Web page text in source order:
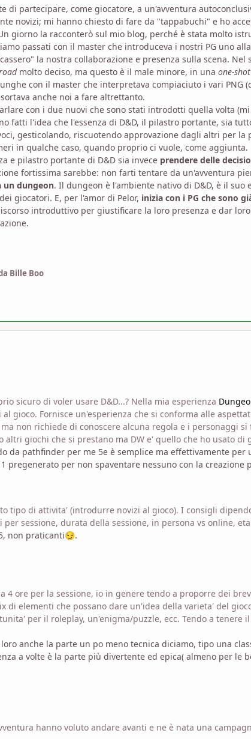
di partecipare, come giocatore, a un'avventura
novizi; mi hanno chiesto di fare da "tappabuchi" e ho
giorno la racconterò sul mio blog, perché è stata molto
passati con il master che introduceva i nostri PG uno
la nostra collaborazione e presenza sulla scena. Nel
molto deciso, ma questo è il male minore, in una one-shot
con il master che interpretava compiaciuto i vari PNG
anche noi a fare altrettanto.
con i due nuovi che sono stati introdotti quella volta
fatti l'idea che l'essenza di D&D, il pilastro portante, sia
gesticolando, riscuotendo approvazione dagli altri per la
in qualche caso, quando proprio ci vuole, come aggiunta.
e pilastro portante di D&D sia invece prendere delle
fortissima sarebbe: non farti tentare da un'avventura
un dungeon. Il dungeon è l'ambiente nativo di D&D, è il suo
giocatori. E, per l'amor di Pelor, inizia con i PG che sono
introduttivo per giustificare la loro presenza e dar
Bille Boo
sicuro di voler usare D&D...? Nella mia esperienza
gioco. Fornisce un'esperienza che si conforma alle
non richiede di conoscere alcuna regola e i personaggi
altri giochi che si prestano ma DW e' quello che ho usato di
da pathfinder per me 5e è semplice ma effettivamente per
pregenerato per non spaventare nessuno con la creazione
tipo di attivita' (introdurre novizi al gioco). I consigli
sessione, durata della sessione, in persona vs online,
non praticanti😏.
4 ore per la sessione, io in genere tendo a proporre dei
di elementi che possano dare un'idea della varieta' del
per il roleplay, un'enigma/puzzle, ecc. Tendo a tenere
anche la parte un po meno tecnica diciamo, tipo una
a volte è la parte più divertente ed epica( almeno per le
hanno voluto andare avanti e ne è nata una